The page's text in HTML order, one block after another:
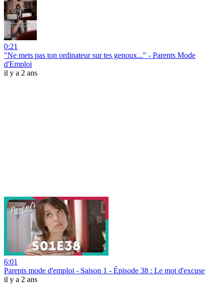
0:21
"Ne mets pas ton ordinateur sur tes genoux..." - Parents Mode
d'Emploi
il y a 2 ans
6:01
Parents mode d'emploi - Saison 1 - Épisode 38 : Le mot d'excuse
il y a 2 ans